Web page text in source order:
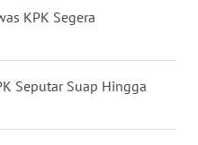
KPK Segera
Seputar Suap Hingga